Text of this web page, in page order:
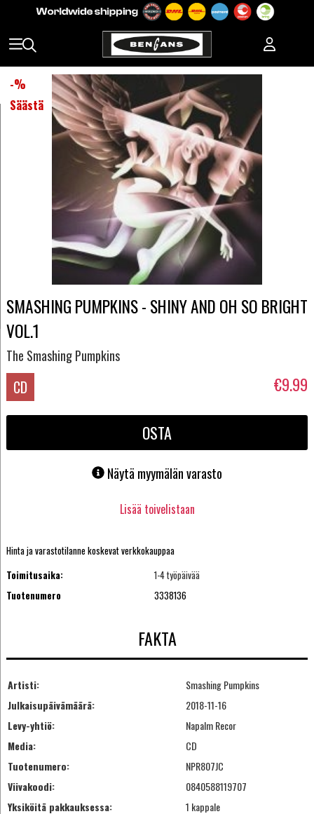
-%
Säästä
SMASHING PUMPKINS - SHINY AND OH SO BRIGHT
VOL.1
The Smashing Pumpkins
CD €9.99
OSTA
Näytä myymälän varasto
Lisää toivelistaan
Hinta ja varastotilanne koskevat verkkokauppaa
Toimitusaika:
1-4 työpäivää
Tuotenumero
3338136
FAKTA
Artisti:
Smashing Pumpkins
Julkaisupäivämäärä:
2018-11-16
Levy-yhtiö:
Napalm Recor
Media:
CD
Tuotenumero:
NPR807JC
Viivakoodi:
0840588119707
Yksiköitä pakkauksessa:
1 kappale